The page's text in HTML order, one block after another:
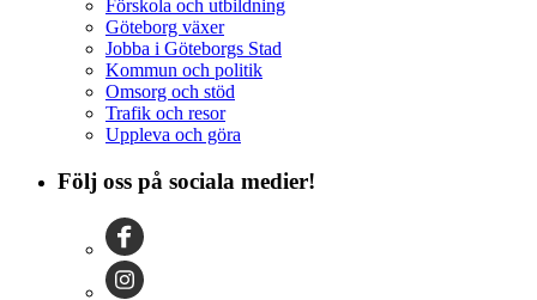
Förskola och utbildning
Göteborg växer
Jobba i Göteborgs Stad
Kommun och politik
Omsorg och stöd
Trafik och resor
Uppleva och göra
Följ oss på sociala medier!